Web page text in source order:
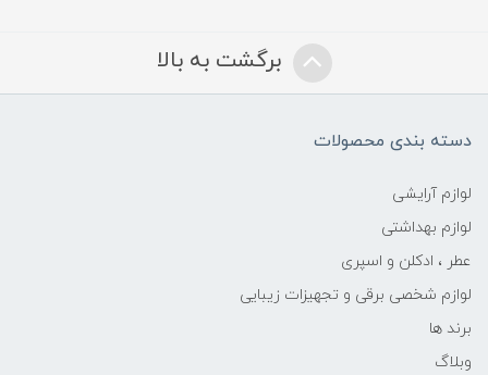
برگشت به بالا
دسته بندی محصولات
لوازم آرایشی
لوازم بهداشتی
عطر ، ادکلن و اسپری
لوازم شخصی برقی و تجهیزات زیبایی
برند ها
وبلاگ